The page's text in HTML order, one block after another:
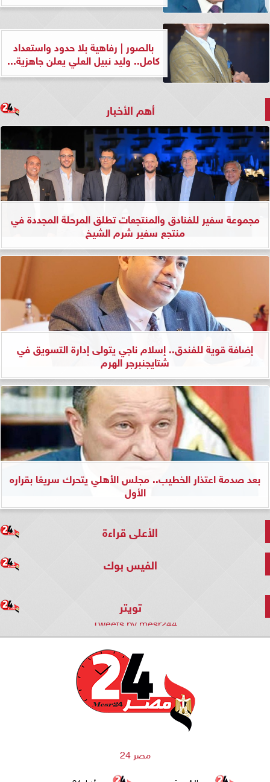
بالصور | رفاهية بلا حدود واستعداد
كامل.. وليد نبيل العلي يعلن جاهزية...
أهم الأخبار
مجموعة سفير للفنادق والمنتجعات تطلق المرحلة المجددة في
منتجع سفير شرم الشيخ
إضافة قوية للفندق.. إسلام ناجي يتولى إدارة التسويق في
شتايجنبرجر الهرم
بعد صدمة اعتذار الخطيب.. مجلس الأهلي يتحرك سريعًا بقراره
الأول
الأعلى قراءة
الفيس بوك
تويتر
Tweets by mesr244
مصر 24